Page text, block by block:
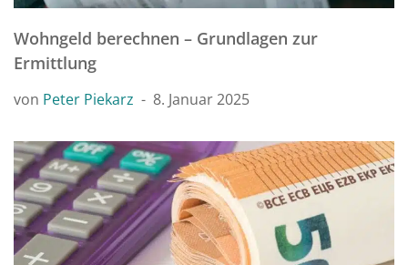
Wohngeld berechnen – Grundlagen zur
Ermittlung
von Peter Piekarz 8. Januar 2025